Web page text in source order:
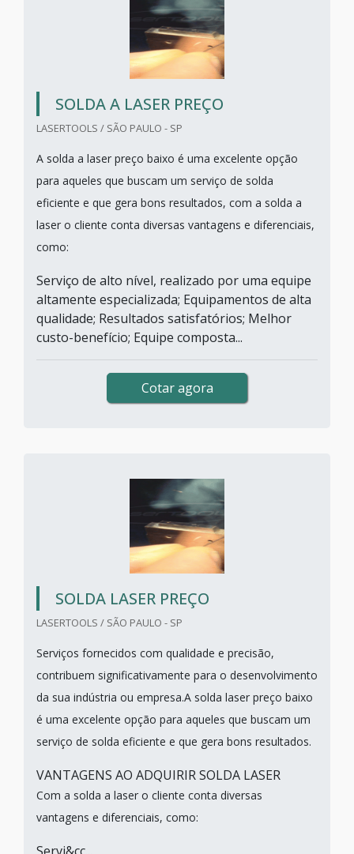
SOLDA A LASER PREÇO
LASERTOOLS / SÃO PAULO - SP
A solda a laser preço baixo é uma excelente opção
para aqueles que buscam um serviço de solda
eficiente e que gera bons resultados, com a solda a
laser o cliente conta diversas vantagens e diferenciais,
como:
Serviço de alto nível, realizado por uma equipe
altamente especializada; Equipamentos de alta
qualidade; Resultados satisfatórios; Melhor
custo-benefício; Equipe composta...
Cotar agora
SOLDA LASER PREÇO
LASERTOOLS / SÃO PAULO - SP
Serviços fornecidos com qualidade e precisão,
contribuem significativamente para o desenvolvimento
da sua indústria ou empresa.A solda laser preço baixo
é uma excelente opção para aqueles que buscam um
serviço de solda eficiente e que gera bons resultados.
VANTAGENS AO ADQUIRIR SOLDA LASER
Com a solda a laser o cliente conta diversas
vantagens e diferenciais, como: